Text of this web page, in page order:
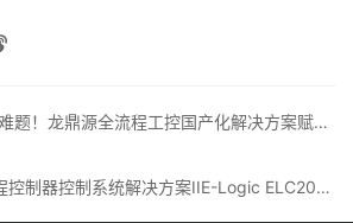
上一篇:破解 “卡脖子” 难题！龙鼎源全流程工控国产化解决方案赋能能源行业
下一篇:国产PLC可编程控制器控制系统解决方案IIE-Logic ELC200 硬件-系统规划